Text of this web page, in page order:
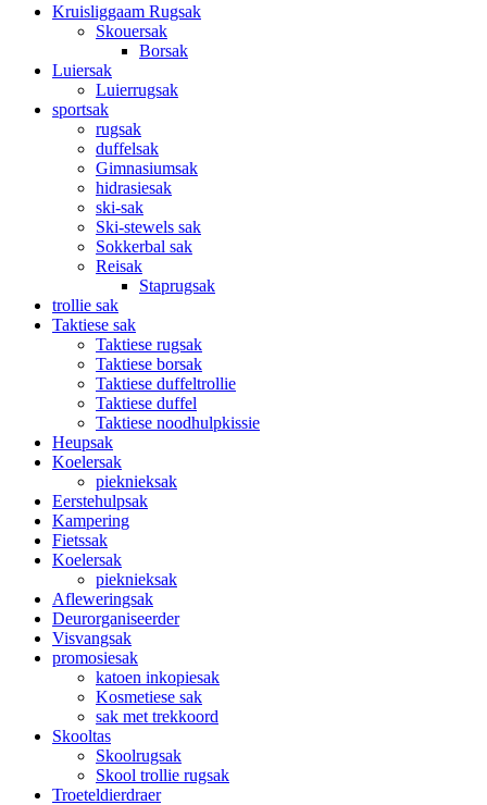
Kruisliggaam Rugsak
Skouersak
Borsak
Luiersak
Luierrugsak
sportsak
rugsak
duffelsak
Gimnasiumsak
hidrasiesak
ski-sak
Ski-stewels sak
Sokkerbal sak
Reisak
Staprugsak
trollie sak
Taktiese sak
Taktiese rugsak
Taktiese borsak
Taktiese duffeltrollie
Taktiese duffel
Taktiese noodhulpkissie
Heupsak
Koelersak
pieknieksak
Eerstehulpsak
Kampering
Fietssak
Koelersak
pieknieksak
Afleweringsak
Deurorganiseerder
Visvangsak
promosiesak
katoen inkopiesak
Kosmetiese sak
sak met trekkoord
Skooltas
Skoolrugsak
Skool trollie rugsak
Troeteldierdraer